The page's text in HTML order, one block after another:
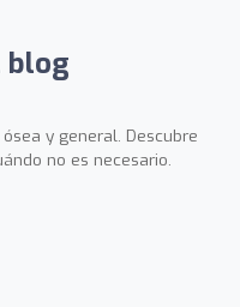
blog
y general. Descubre
no es necesario.